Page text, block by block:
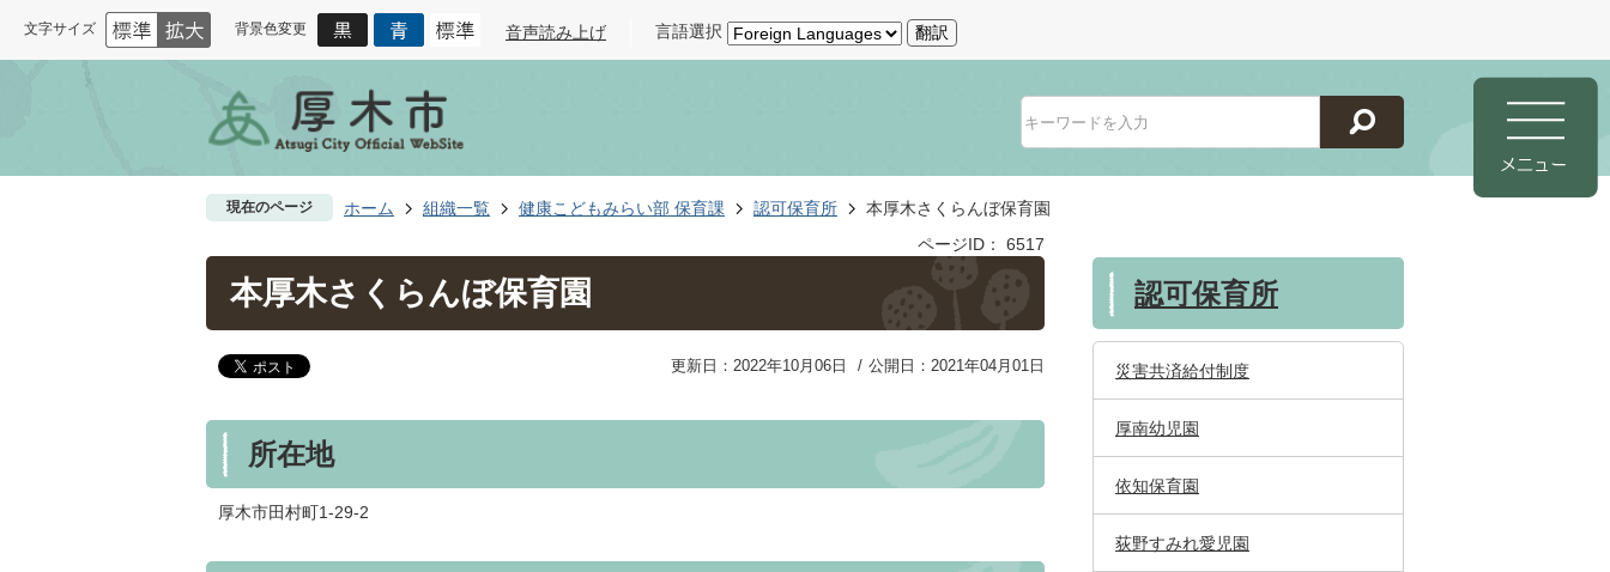
文字サイズ 背景色変更 音声読み上げ 言語選択 翻訳
現在のページ ホーム 組織一覧 健康こどもみらい部 保育課 認可保育所
本厚木さくらんぼ保育園
ページID：
6517
本厚木さくらんぼ保育園
更新日：2022年10月06日 公開日：2021年04月01日
所在地
厚木市田村町1-29-2
認可保育所
災害共済給付制度
厚南幼児園
依知保育園
荻野すみれ愛児園